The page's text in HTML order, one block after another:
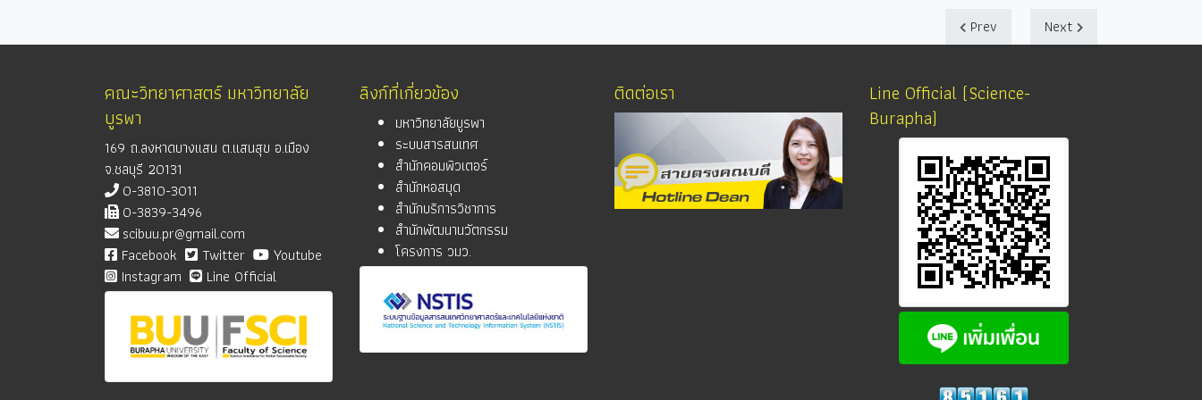
Prev Next
คณะวิทยาศาสตร์ มหาวิทยาลัย
บูรพา
169 ถ.ลงหาดบางแสน ต.แสนสุข อ.เมือง
จ.ชลบุรี 20131
0-3810-3011
0-3839-3496
scibuu.pr@gmail.com
Facebook
Twitter
Youtube
Instagram
Line Official
ลิงก์ที่เกี่ยวข้อง
มหาวิทยาลัยบูรพา
ระบบสารสนเทศ
สำนักคอมพิวเตอร์
สำนักหอสมุด
สำนักบริการวิชาการ
สำนักพัฒนานวัตกรรม
โครงการ วมว.
ติดต่อเรา
Line Official (Science-
Burapha)